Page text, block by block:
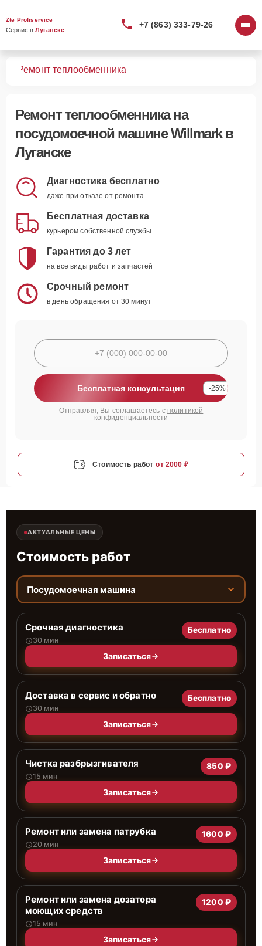
Zte Profiservice
Сервис в Луганске
+7 (863) 333-79-26
Ремонт теплообменника
Ремонт теплообменникана
посудомоечной машине Willmark в
Луганске
Диагностика бесплатно
даже при отказе от ремонта
Бесплатная доставка
курьером собственной службы
Гарантия до 3 лет
на все виды работ и запчастей
Срочный ремонт
в день обращения от 30 минут
Бесплатная консультация -25%
Отправляя, Вы соглашаетесь с политикой
конфиденциальности
Стоимость работ от 2000 ₽
АКТУАЛЬНЫЕ ЦЕНЫ
Стоимость работ
Посудомоечная машина
Срочная диагностика
30 мин
Бесплатно
Записаться
Доставка в сервис и обратно
30 мин
Бесплатно
Записаться
Чистка разбрызгивателя
15 мин
850 ₽
Записаться
Ремонт или замена патрубка
20 мин
1600 ₽
Записаться
Ремонт или замена дозатора
моющих средств
15 мин
1200 ₽
Записаться